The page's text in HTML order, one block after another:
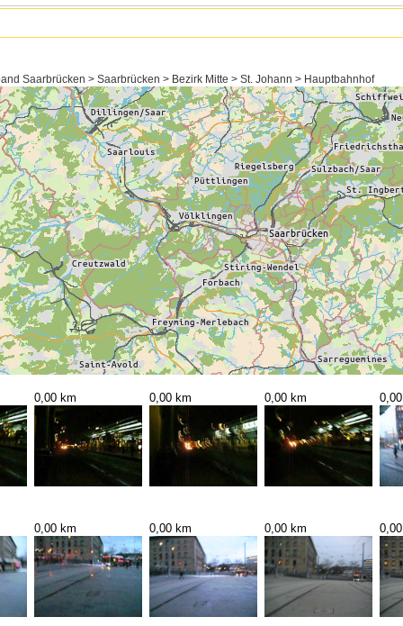
Saarbrücken > Saarbrücken > Bezirk Mitte > St. Johann > Hauptbahnhof
0,00 km 0,00 km 0,00 km
0,00 km 0,00 km 0,00 km